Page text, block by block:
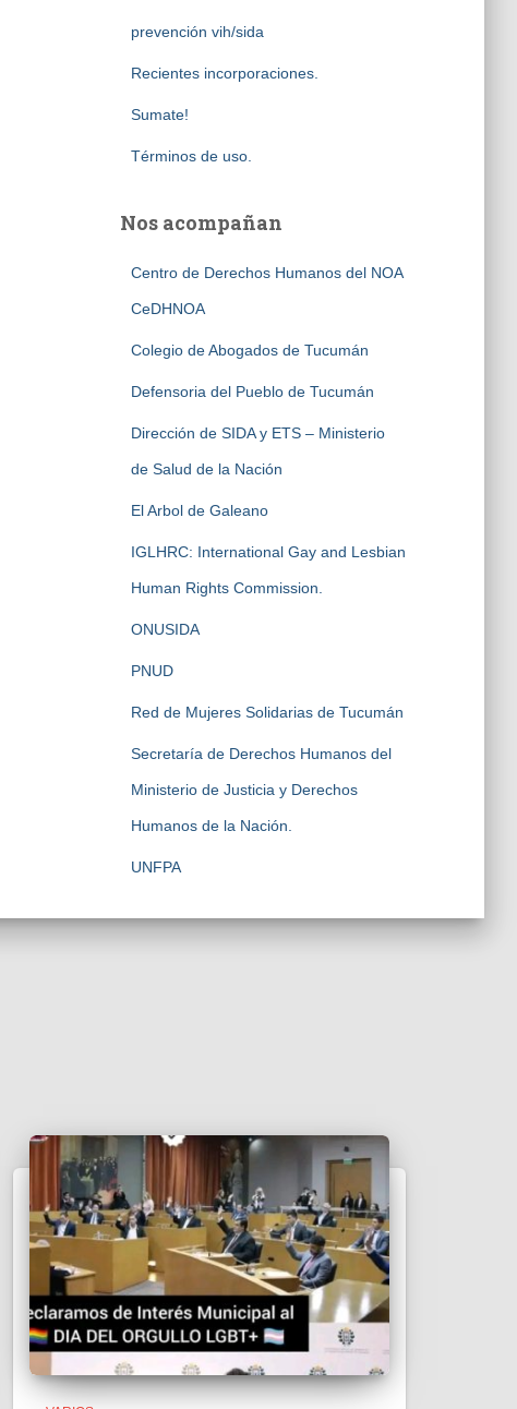
prevención vih/sida
Recientes incorporaciones.
Sumate!
Términos de uso.
Nos acompañan
Centro de Derechos Humanos del NOA
CeDHNOA
Colegio de Abogados de Tucumán
Defensoria del Pueblo de Tucumán
Dirección de SIDA y ETS – Ministerio
de Salud de la Nación
El Arbol de Galeano
IGLHRC: International Gay and Lesbian
Human Rights Commission.
ONUSIDA
PNUD
Red de Mujeres Solidarias de Tucumán
Secretaría de Derechos Humanos del
Ministerio de Justicia y Derechos
Humanos de la Nación.
UNFPA